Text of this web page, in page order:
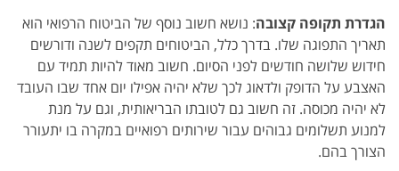
הגדרת תקופה קצובה: נושא חשוב נוסף של הביטוח הרפואי הוא
תאריך התפוגה שלו. בדרך כלל, הביטוחים תקפים לשנה ודורשים
חידוש שלושה חודשים לפני הסיום. חשוב מאוד להיות תמיד עם
האצבע על הדופק ולדאוג לכך שלא יהיה אפילו יום אחד שבו העובד
לא יהיה מכוסה. זה חשוב גם לטובתו הבריאותית, וגם על מנת
למנוע תשלומים גבוהים עבור שירותים רפואיים במקרה בו יתעורר
הצורך בהם.